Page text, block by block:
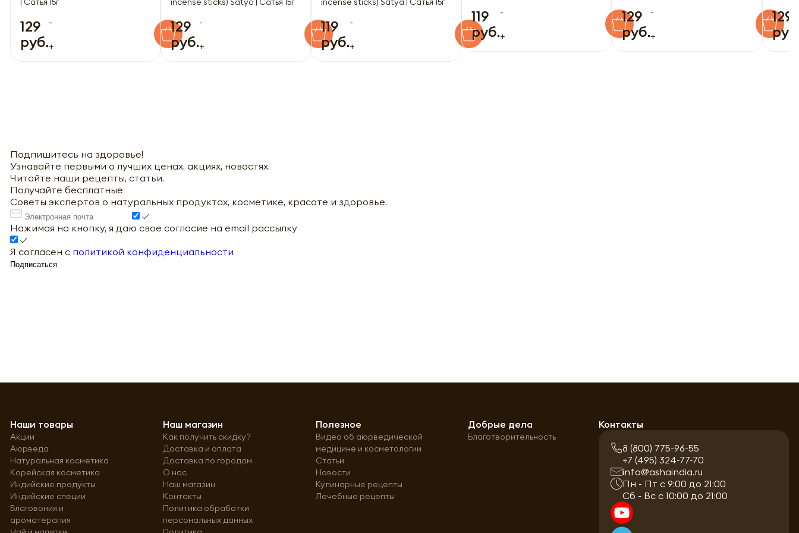
129
руб.
-
+
129
руб.
-
+
119
руб.
-
+
119
руб.
-
+
129
руб.
-
+
129
Подпишитесь на здоровье!
Узнавайте первыми о лучших ценах, акциях, новостях.
Читайте наши рецепты, статьи.
Получайте бесплатные
Советы экспертов о натуральных продуктах, косметике, красоте и здоровье.
Нажимая на кнопку, я даю свое согласие на email рассылку
Я согласен с политикой конфиденциальности
Подписаться
Наши товары
Акции
Аюрведа
Натуральная косметика
Корейская косметика
Индийские продукты
Индийские специи
Благовония и
ароматерапия
Наш магазин
Как получить скидку?
Доставка и оплата
Доставка по городам
О нас
Наш магазин
Контакты
Политика обработки
персональных данных
Полезное
Видео об аюрведической
медицине и косметологии
Статьи
Новости
Кулинарные рецепты
Лечебные рецепты
Добрые дела
Благотворительность
Контакты
8 (800) 775-96-55
+7 (495) 324-77-70
info@ashaindia.ru
Пн - Пт с 9:00 до 21:00
Сб - Вс с 10:00 до 21:00